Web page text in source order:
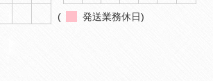
( 発送業務休日)